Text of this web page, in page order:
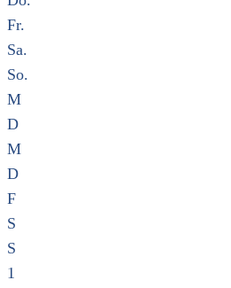
Fr.
Sa.
So.
M
D
M
D
F
S
S
1